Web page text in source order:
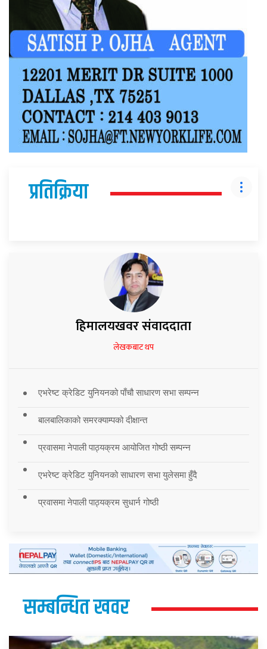
प्रतिक्रिया
हिमालयखवर संवाददाता
लेखकबाट थप
एभरेष्ट क्रेडिट युनियनको पाँचौ साधारण सभा सम्पन्न
बालबालिकाको समरक्याम्पको दीक्षान्त
प्रवासमा नेपाली पाठ्यक्रम आयोजित गोष्ठी सम्पन्न
एभरेष्ट क्रेडिट युनियनको साधारण सभा युलेसमा हुँदै
प्रवासमा नेपाली पाठ्यक्रम सुधार्न गोष्ठी
सम्बन्धित खवर